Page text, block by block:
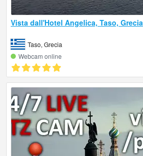
Vista dall'Hotel Angelica, Taso, Grecia
Taso, Grecia
Webcam online